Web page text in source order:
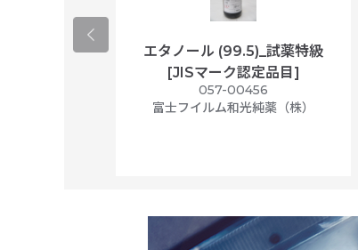
ース) (L-グ
エタノール (99.5)_試薬特級
[JISマーク認定品目]
057-00456
富士フイルム和光純薬（株）